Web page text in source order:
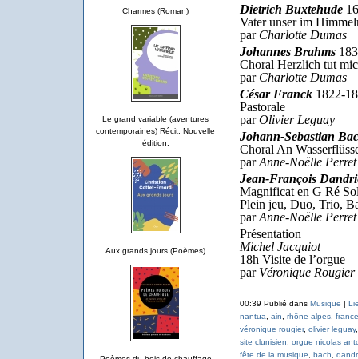
Charmes (Roman)
Le grand variable (aventures
contemporaines) Récit. Nouvelle
édition.
Aux grands jours (Poèmes)
Dietrich Buxtehude
Vater unser im
par Charlotte Dumas
Johannes Brahms
Choral Herzlich tut
par Charlotte Dumas
César Franck1822-
Pastorale
parOlivier Leguay
Johann-Sebastian
Choral An
parAnne-Noëlle Perret
Jean-François
Magnificat en G Ré
Plein jeu, Duo, Trio,
parAnne-Noëlle Perret
Présentation
Michel Jacquiot
18h Visite de l’orgue
par Véronique
00:39 Publié dans Musique |
nantua
ain rhône-alpes, france
véronique rougier, olivier leguay
site clunisien
orgue nicolas
fête de la musique
bach